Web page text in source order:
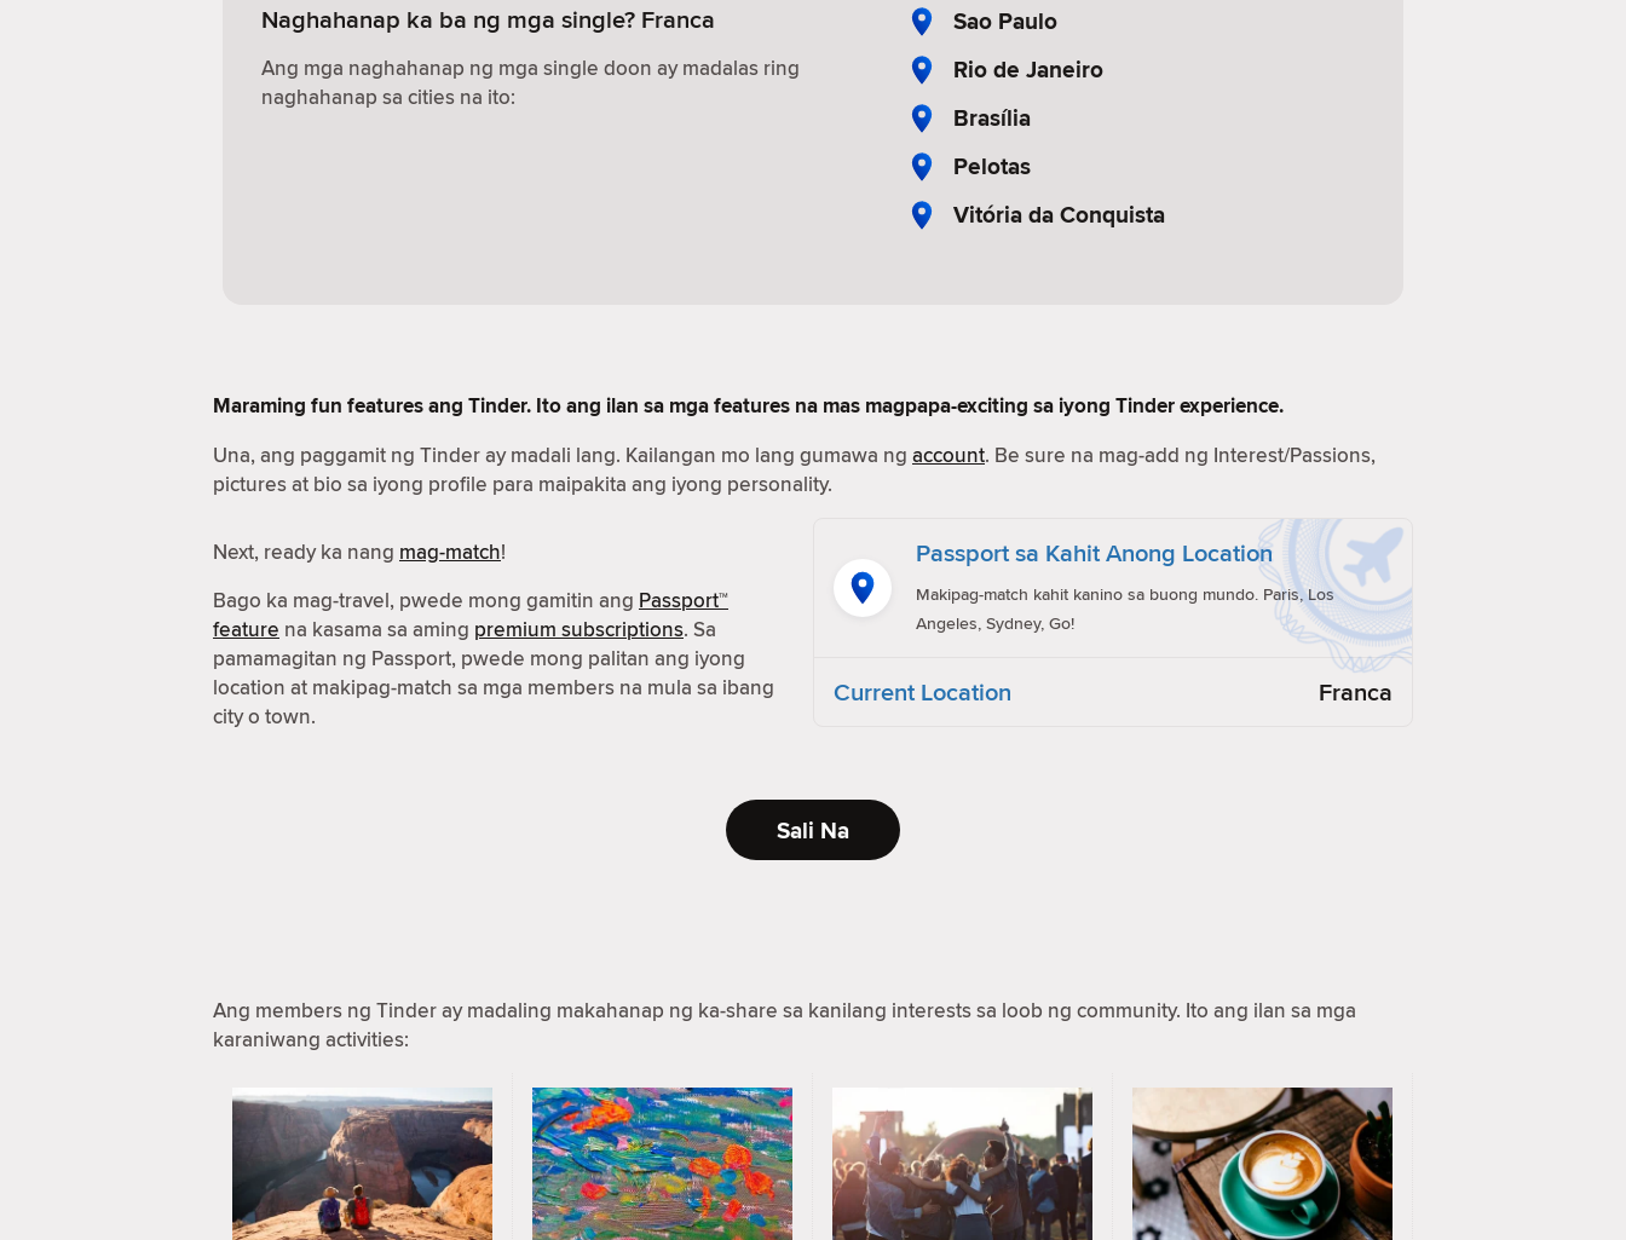
Naghahanap ka ba ng mga single? Franca
Ang mga naghahanap ng mga single doon ay madalas ring
naghahanap sa cities na ito:
Sao Paulo
Rio de Janeiro
Brasília
Pelotas
Vitória da Conquista
Maraming fun features ang Tinder. Ito ang ilan sa mga features na mas magpapa-exciting sa iyong Tinder experience.
Una, ang paggamit ng Tinder ay madali lang. Kailangan mo lang gumawa ng account. Be sure na mag-add ng Interest/Passions,
pictures at bio sa iyong profile para maipakita ang iyong personality.
Next, ready ka nang mag-match!
Bago ka mag-travel, pwede mong gamitin ang Passport™
feature na kasama sa aming premium subscriptions. Sa
pamamagitan ng Passport, pwede mong palitan ang iyong
location at makipag-match sa mga members na mula sa ibang
city o town.
Passport sa Kahit Anong Location
Makipag-match kahit kanino sa buong mundo. Paris, Los
Angeles, Sydney, Go!
Current Location Franca
Sali Na
Ang members ng Tinder ay madaling makahanap ng ka-share sa kanilang interests sa loob ng community. Ito ang ilan sa mga
karaniwang activities: